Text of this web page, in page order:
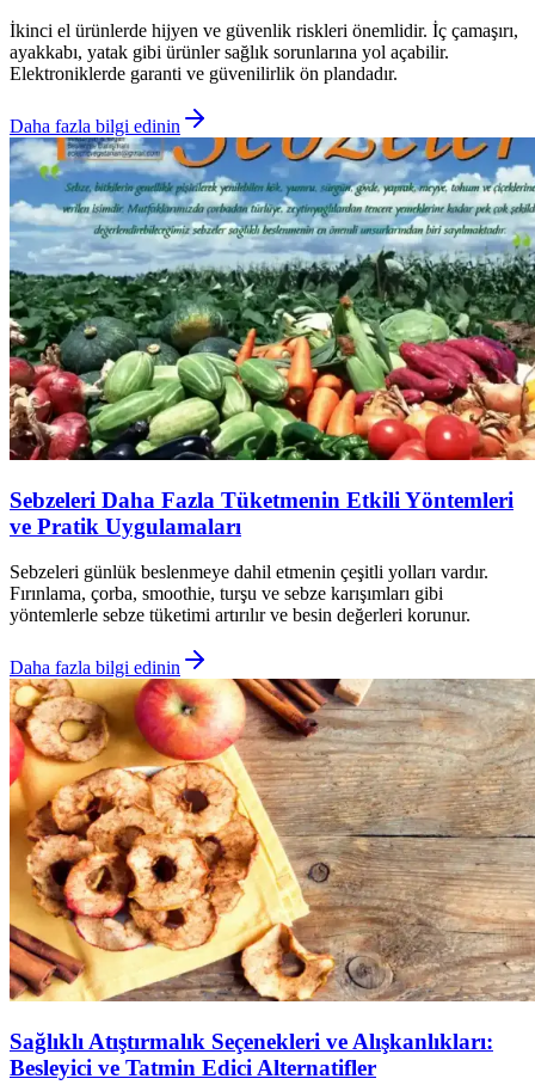
İkinci el ürünlerde hijyen ve güvenlik riskleri önemlidir. İç çamaşırı,
ayakkabı, yatak gibi ürünler sağlık sorunlarına yol açabilir.
Elektroniklerde garanti ve güvenilirlik ön plandadır.
Daha fazla bilgi edinin
Sebzeleri Daha Fazla Tüketmenin Etkili Yöntemleri
ve Pratik Uygulamaları
Sebzeleri günlük beslenmeye dahil etmenin çeşitli yolları vardır.
Fırınlama, çorba, smoothie, turşu ve sebze karışımları gibi
yöntemlerle sebze tüketimi artırılır ve besin değerleri korunur.
Daha fazla bilgi edinin
Sağlıklı Atıştırmalık Seçenekleri ve Alışkanlıkları:
Besleyici ve Tatmin Edici Alternatifler